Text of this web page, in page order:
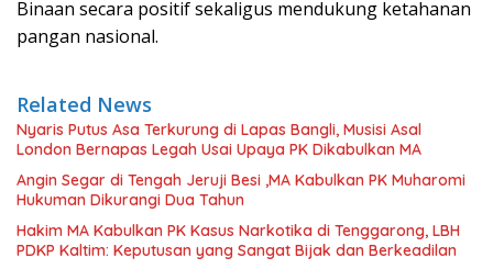
Binaan secara positif sekaligus mendukung ketahanan
pangan nasional.
Related News
Nyaris Putus Asa Terkurung di Lapas Bangli, Musisi Asal
London Bernapas Legah Usai Upaya PK Dikabulkan MA
Angin Segar di Tengah Jeruji Besi ,MA Kabulkan PK Muharomi
Hukuman Dikurangi Dua Tahun
Hakim MA Kabulkan PK Kasus Narkotika di Tenggarong, LBH
PDKP Kaltim: Keputusan yang Sangat Bijak dan Berkeadilan